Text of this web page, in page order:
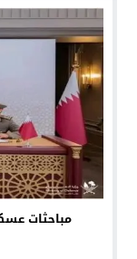
مباحثات